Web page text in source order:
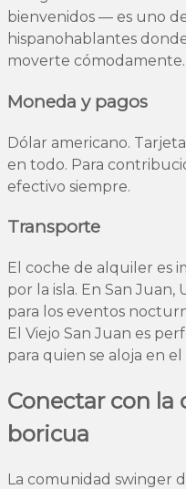
bienvenidos — es uno
hispanohablantes
moverte cómodamente.
Moneda y pagos
Dólar americano.
en todo. Para
efectivo siempre.
Transporte
El coche de alquiler es
por la isla. En San
para los eventos
El Viejo San Juan es
para quien se aloja en el
Conectar con
boricua
La comunidad swinger